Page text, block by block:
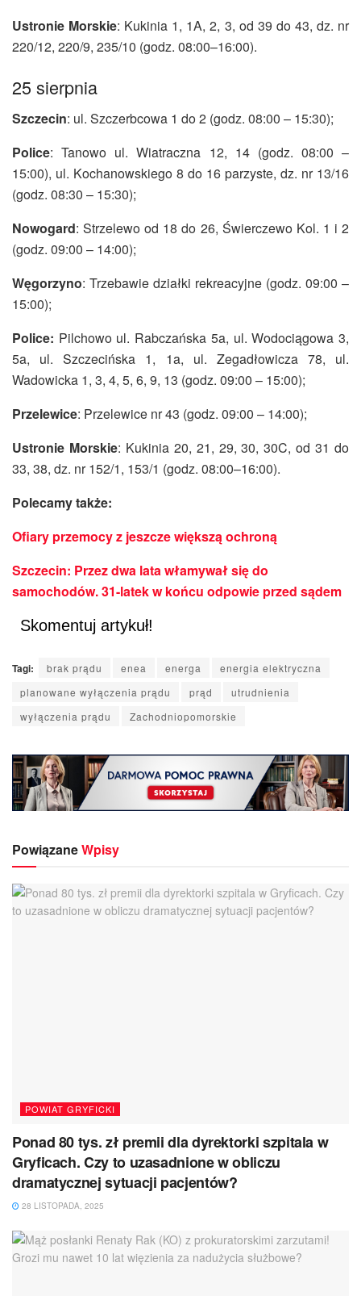
Ustronie Morskie: Kukinia 1, 1A, 2, 3, od 39 do 43, dz. nr
220/12, 220/9, 235/10 (godz. 08:00–16:00).
25 sierpnia
Szczecin: ul. Szczerbcowa 1 do 2 (godz. 08:00 – 15:30);
Police: Tanowo ul. Wiatraczna 12, 14 (godz. 08:00 –
15:00), ul. Kochanowskiego 8 do 16 parzyste, dz. nr 13/16
(godz. 08:30 – 15:30);
Nowogard: Strzelewo od 18 do 26, Świerczewo Kol. 1 i 2
(godz. 09:00 – 14:00);
Węgorzyno: Trzebawie działki rekreacyjne (godz. 09:00 –
15:00);
Police: Pilchowo ul. Rabczańska 5a, ul. Wodociągowa 3,
5a, ul. Szczecińska 1, 1a, ul. Zegadłowicza 78, ul.
Wadowicka 1, 3, 4, 5, 6, 9, 13 (godz. 09:00 – 15:00);
Przelewice: Przelewice nr 43 (godz. 09:00 – 14:00);
Ustronie Morskie: Kukinia 20, 21, 29, 30, 30C, od 31 do
33, 38, dz. nr 152/1, 153/1 (godz. 08:00–16:00).
Polecamy także:
Ofiary przemocy z jeszcze większą ochroną
Szczecin: Przez dwa lata włamywał się do
samochodów. 31-latek w końcu odpowie przed sądem
Skomentuj artykuł!
Tagi: brak prądu enea energa
energia elektryczna
planowane wyłączenia prądu
prąd
utrudnienia
wyłączenia prądu
Zachodniopomorskie
PowiązaneWpisy
POWIAT GRYFICKI
Ponad 80 tys. zł premii dla dyrektorki szpitala w
Gryficach. Czy to uzasadnione w obliczu
dramatycznej sytuacji pacjentów?
28 LISTOPADA, 2025